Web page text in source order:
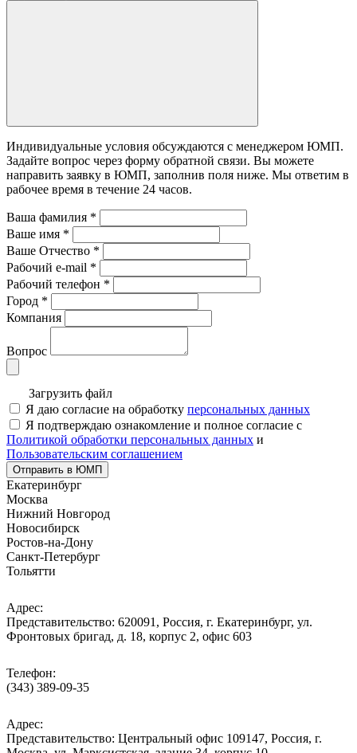
Индивидуальные условия обсуждаются с менеджером ЮМП.
Задайте вопрос через форму обратной связи. Вы можете
направить заявку в ЮМП, заполнив поля ниже. Mы ответим в
рабочее время в течение 24 часов.
Ваша фамилия *
Ваше имя *
Ваше Отчество *
Рабочий e-mail *
Рабочий телефон *
Город *
Компания
Вопрос
Загрузить файл
Я даю согласие на обработку персональных данных
Я подтверждаю ознакомление и полное согласие с
Политикой обработки персональных данных и
Пользовательским соглашением
Отправить в ЮМП
Екатеринбург
Москва
Нижний Новгород
Новосибирск
Ростов-на-Дону
Санкт-Петербург
Тольятти
Адрес:
Представительство: 620091, Россия, г. Екатеринбург, ул.
Фронтовых бригад, д. 18, корпус 2, офис 603
Телефон:
(343) 389-09-35
Адрес:
Представительство: Центральный офис 109147, Россия, г.